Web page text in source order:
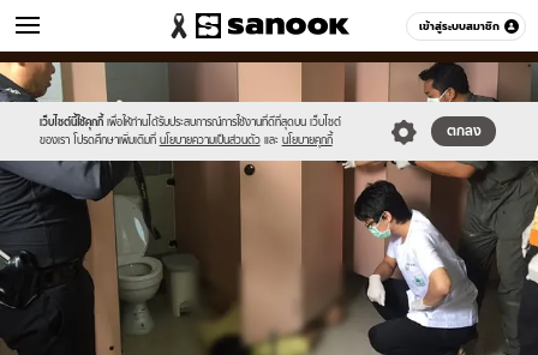
เข้าสู่ระบบสมาชิก
ข่าว หมวดอื่นๆ
เว็บไซต์นี้ใช้คุกกี้ เพื่อให้ท่านได้รับประสบการณ์การใช้งานที่ดีที่สุดบน เว็บไซต์
ของเรา โปรดศึกษาเพิ่มเติมที่ นโยบายความเป็นส่วนตัว และ นโยบายคุกกี้
ตกลง
Sanook
//s.isanook.com/sr/0/images/logo-
new-
sanook.png
600
60
//s.isanook.com/ns/0/ud/416/2081098/news16.jpg